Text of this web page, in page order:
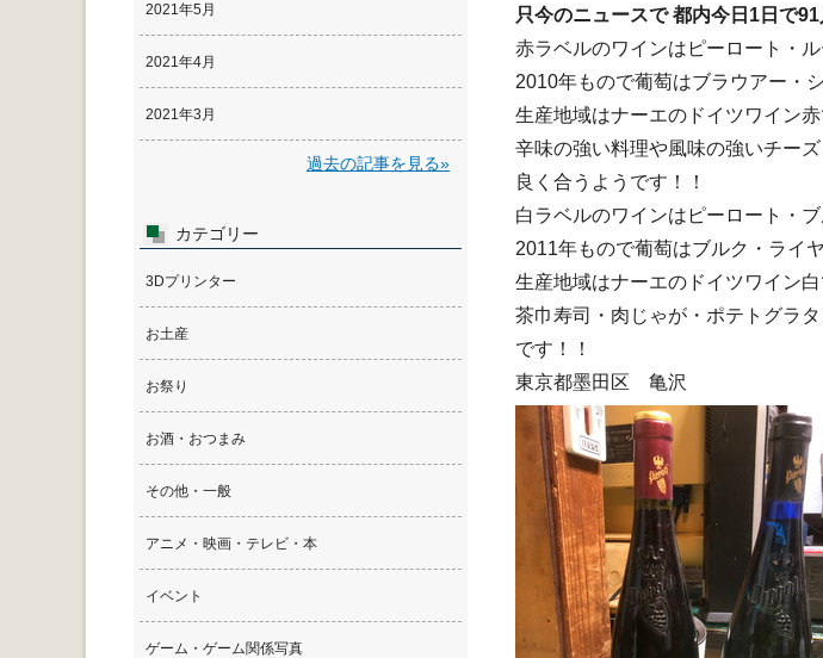
只今のニュースで 都内今日1日で
赤ラベルのワインはピーロート・ル
2010年もので葡萄はブラウアー・
生産地域はナーエのドイツワイン赤
辛味の強い料理や風味の強いチー
良く合うようです！！
白ラベルのワインはピーロート・ブ
2011年もので葡萄はブルク・ライ
生産地域はナーエのドイツワイン白
茶巾寿司・肉じゃが・ポテトグラ
です！！
東京都墨田区 亀沢
2021年5月
2021年4月
2021年3月
過去の記事を見る»
カテゴリー
3Dプリンター
お土産
お祭り
お酒・おつまみ
その他・一般
アニメ・映画・テレビ・本
イベント
ゲーム・ゲーム関係写真